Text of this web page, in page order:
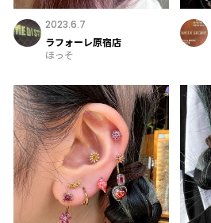
2023.6.7
ラフォーレ原宿店
ほっそ